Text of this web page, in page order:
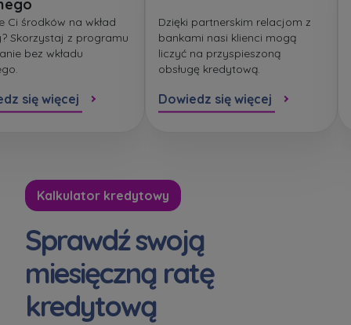
Ci środków na wkład
Skorzystaj z programu
bez wkładu
się więcej
Dzięki partnerskim relacjom z
bankami nasi klienci mogą
liczyć na przyspieszoną
obsługę kredytową.
Dowiedz się więcej
Kalkulator kredytowy
Sprawdź swoją
miesięczną ratę
kredytową